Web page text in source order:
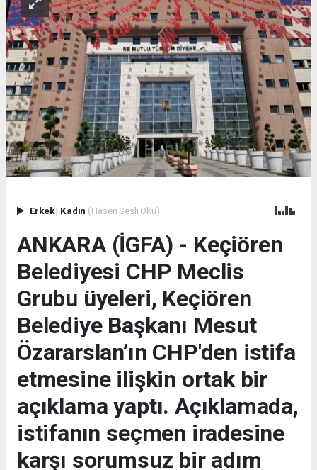
Erkek| Kadın (Haberi Sesli Oku)
ANKARA (İGFA) - Keçiören
Belediyesi CHP Meclis
Grubu üyeleri, Keçiören
Belediye Başkanı Mesut
Özararslan’ın CHP'den istifa
etmesine ilişkin ortak bir
açıklama yaptı. Açıklamada,
istifanın seçmen iradesine
karşı sorumsuz bir adım